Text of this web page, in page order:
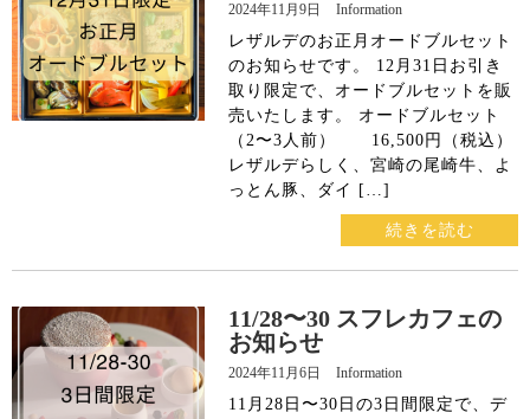
ACCESS
RESERVATION
Instagram
X
2024年11月9日 Information
レザルデのお正月オードブルセット
のお知らせです。 12月31日お引き
取り限定で、オードブルセットを販
売いたします。 オードブルセット
（2〜3人前） 16,500円（税込）
レザルデらしく、宮崎の尾崎牛、よ
っとん豚、ダイ […]
続きを読む
11/28〜30 スフレカフェの
お知らせ
2024年11月6日 Information
11月28日〜30日の3日間限定で、デ